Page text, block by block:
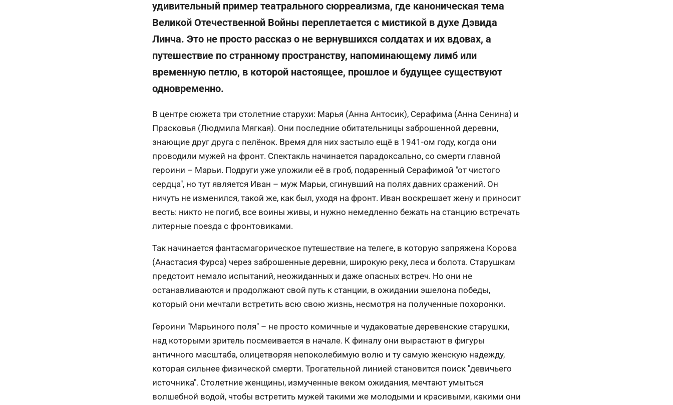
удивительный пример театрального сюрреализма, где каноническая тема
Великой Отечественной Войны переплетается с мистикой в духе Дэвида
Линча. Это не просто рассказ о не вернувшихся солдатах и их вдовах, а
путешествие по странному пространству, напоминающему лимб или
временную петлю, в которой настоящее, прошлое и будущее существуют
одновременно.
В центре сюжета три столетние старухи: Марья (Анна Антосик), Серафима (Анна Сенина) и
Прасковья (Людмила Мягкая). Они последние обитательницы заброшенной деревни,
знающие друг друга с пелёнок. Время для них застыло ещё в 1941-ом году, когда они
проводили мужей на фронт. Спектакль начинается парадоксально, со смерти главной
героини – Марьи. Подруги уже уложили её в гроб, подаренный Серафимой "от чистого
сердца", но тут является Иван – муж Марьи, сгинувший на полях давних сражений. Он
ничуть не изменился, такой же, как был, уходя на фронт. Иван воскрешает жену и приносит
весть: никто не погиб, все воины живы, и нужно немедленно бежать на станцию встречать
литерные поезда с фронтовиками.
Так начинается фантасмагорическое путешествие на телеге, в которую запряжена Корова
(Анастасия Фурса) через заброшенные деревни, широкую реку, леса и болота. Старушкам
предстоит немало испытаний, неожиданных и даже опасных встреч. Но они не
останавливаются и продолжают свой путь к станции, в ожидании эшелона победы,
который они мечтали встретить всю свою жизнь, несмотря на полученные похоронки.
Героини "Марьиного поля" – не просто комичные и чудаковатые деревенские старушки,
над которыми зритель посмеивается в начале. К финалу они вырастают в фигуры
античного масштаба, олицетворяя непоколебимую волю и ту самую женскую надежду,
которая сильнее физической смерти. Трогательной линией становится поиск "девичьего
источника". Столетние женщины, измученные веком ожидания, мечтают умыться
волшебной водой, чтобы встретить мужей такими же молодыми и красивыми, какими они